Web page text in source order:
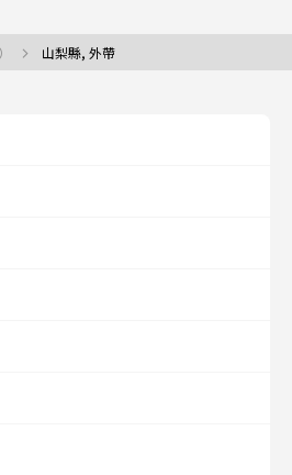
山梨縣, 外帶